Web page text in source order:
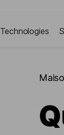
Technologies